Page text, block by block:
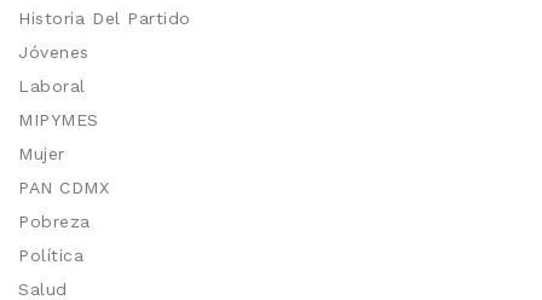
Historia Del Partido
Jóvenes
Laboral
MIPYMES
Mujer
PAN CDMX
Pobreza
Política
Salud